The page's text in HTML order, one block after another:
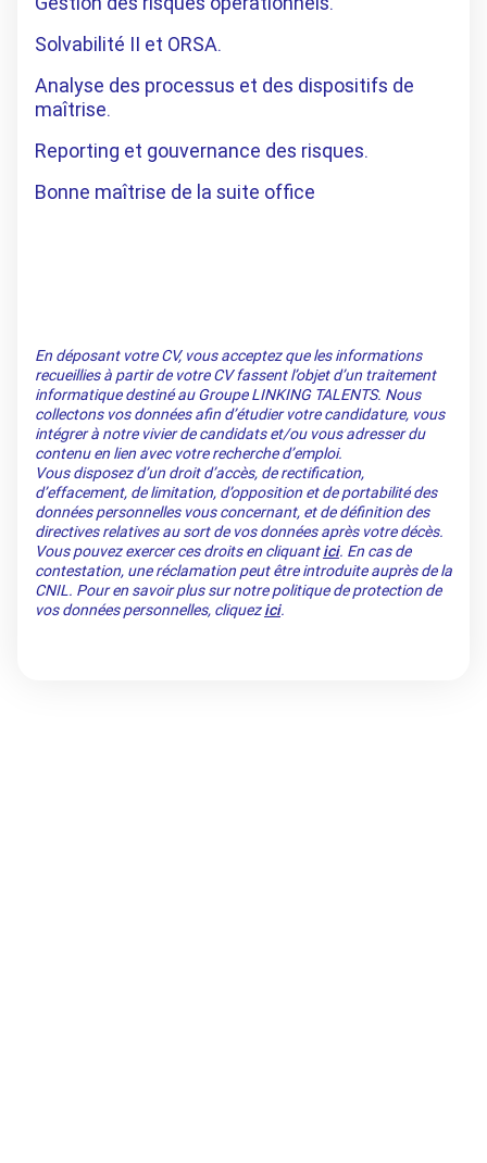
Solvabilité II et ORSA.
Analyse des processus et des dispositifs de
maîtrise.
Reporting et gouvernance des risques.
Bonne maîtrise de la suite office
En déposant votre CV, vous acceptez que les informations
recueillies à partir de votre CV fassent l’objet d’un traitement
informatique destiné au Groupe LINKING TALENTS. Nous
collectons vos données afin d’étudier votre candidature, vous
intégrer à notre vivier de candidats et/ou vous adresser du
contenu en lien avec votre recherche d’emploi.
Vous disposez d’un droit d’accès, de rectification,
d’effacement, de limitation, d’opposition et de portabilité des
données personnelles vous concernant, et de définition des
directives relatives au sort de vos données après votre décès.
Vous pouvez exercer ces droits en cliquantici. En cas de
contestation, une réclamation peut être introduite auprès de la
CNIL. Pour en savoir plus sur notre politique de protection de
vos données personnelles, cliquezici.